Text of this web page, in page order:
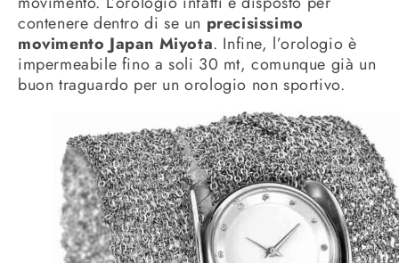
contenere dentro di se un precisissimo
movimento Japan Miyota. Infine, l’orologio è
impermeabile fino a soli 30 mt, comunque già un
buon traguardo per un orologio non sportivo.